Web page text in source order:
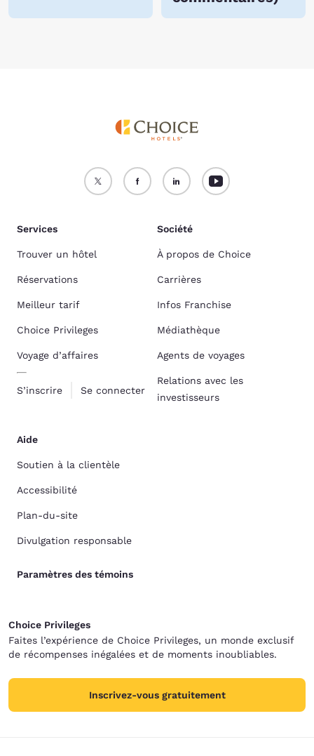
Services
Trouver un hôtel
Réservations
Meilleur tarif
Choice Privileges
Voyage d’affaires
S’inscrire Se connecter
Société
À propos de Choice
Carrières
Infos Franchise
Médiathèque
Agents de voyages
Relations avec les
investisseurs
Aide
Soutien à la clientèle
Accessibilité
Plan-du-site
Divulgation responsable
Paramètres des témoins
Choice Privileges
Faites l’expérience de Choice Privileges, un monde exclusif
de récompenses inégalées et de moments inoubliables.
Inscrivez-vous gratuitement